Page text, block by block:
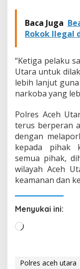
Baca Juga
Rokok Ilegal
“Ketiga pelaku
Utara untuk
lebih lanjut
narkoba yang
Polres Aceh
terus berperan
dengan
kepada pihak
semua pihak,
wilayah Aceh
keamanan dan
Menyukai ini:
u
Polres aceh utara